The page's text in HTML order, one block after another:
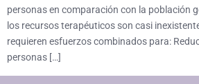
personas en comparación con la población
los recursos terapéuticos son casi
requieren esfuerzos combinados para:
personas […]